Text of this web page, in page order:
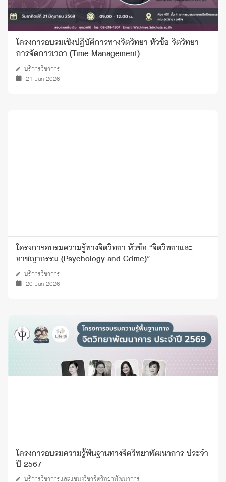
โครงการอบรมเชิงปฏิบัติการทางจิตวิทยา หัวข้อ จิตวิทยา
การจัดการเวลา (Time Management)
บริการวิชาการ
21 Jun 2026
โครงการอบรมความรู้ทางจิตวิทยา หัวข้อ “จิตวิทยาและ
อาชญากรรม (Psychology and Crime)”
บริการวิชาการ
20 Jun 2026
โครงการอบรมความรู้พื้นฐานทางจิตวิทยาพัฒนาการ ประจำ
ปี 2567
บริการวิชาการและแขนงวิชาจิตวิทยาพัฒนาการ